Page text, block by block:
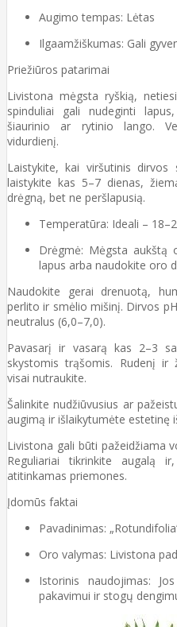
Augimo tempas: Lėtas
Ilgaamžiškumas: Gali
Priežiūros patarimai
Livistona mėgsta ryškią,
spinduliai gali nudeginti
šiaurinio ar rytinio lango.
vidurdienį.
Laistykite, kai viršutinis dirvos
laistykite kas 5–7 dienas,
drėgną, bet ne peršlapusią.
Temperatūra: Ideali –
Drėgmė: Mėgsta aukštą
lapus arba naudokite oro
Naudokite gerai drenuotą,
perlito ir smėlio mišinį. Dirvos
neutralus (6,0–7,0).
Pavasarį ir vasarą kas 2–3
skystomis trąšomis. Rudenį ir
visai nutraukite.
Šalinkite nudžiūvusius ar
augimą ir išlaikytumėte estetinę
Livistona gali būti pažeidžiama
Reguliariai tikrinkite augalą
atitinkamas priemones.
Įdomūs faktai
Pavadinimas:
Oro valymas: Livistona
Istorinis naudojimas:
pakavimui ir stogų